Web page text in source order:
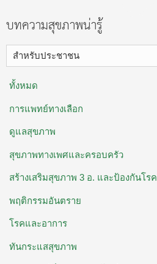
บทความสุขภาพน่ารู้
สำหรับประชาชน
ทั้งหมด
การแพทย์ทางเลือก
ดูแลสุขภาพ
สุขภาพทางเพศและครอบครัว
สร้างเสริมสุขภาพ 3 อ. ​และป้องกันโรค
พฤติกรรมอันตราย
โรคและอาการ
ทันกระแสสุขภาพ